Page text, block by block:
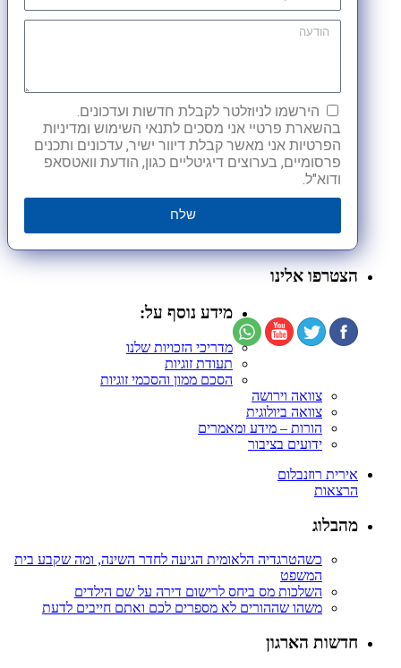
הירשמו לניוזלטר לקבלת חדשות ועדכונים.
בהשארת פרטיי אני מסכים לתנאי השימוש ומדיניות
הפרטיות אני מאשר קבלת דיוור ישיר, עדכונים ותכנים
פרסומיים, בערוצים דיגיטליים כגון, הודעת וואטסאפ
ודוא"ל.
שלח
הצטרפו אלינו
מידע נוסף על:
מדריכי הזכויות שלנו
תעודת זוגיות
הסכם ממון והסכמי זוגיות
צוואה וירושה
צוואה ביולוגית
הורות – מידע ומאמרים
ידועים בציבור
אירית רוזנבלום
הרצאות
מהבלוג
כשהטרגדיה הלאומית הגיעה לחדר השינה, ומה שקבע בית
המשפט
השלכות מס ביחס לרישום דירה על שם הילדים
משהו שההורים לא מספרים לכם ואתם חייבים לדעת
חדשות הארגון